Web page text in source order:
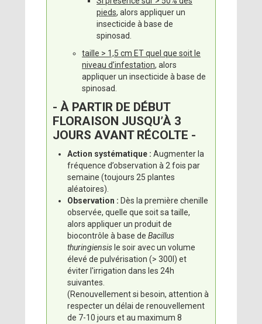
pieds, alors appliquer un
insecticide à base de
spinosad.
taille > 1,5 cm ET quel que soit le
niveau d’infestation, alors
appliquer un insecticide à base de
spinosad.
- À PARTIR DE DÉBUT
FLORAISON JUSQU’À 3
JOURS AVANT RÉCOLTE -
Action systématique : Augmenter la
fréquence d’observation à 2 fois par
semaine (toujours 25 plantes
aléatoires).
Observation : Dès la première chenille
observée, quelle que soit sa taille,
alors appliquer un produit de
biocontrôle à base deBacillus
thuringiensis le soir avec un volume
élevé de pulvérisation (> 300l) et
éviter l'irrigation dans les 24h
suivantes.
(Renouvellement si besoin, attention à
respecter un délai de renouvellement
de 7-10 jours et au maximum 8